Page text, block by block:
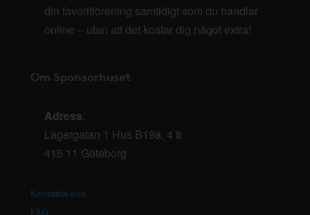
din favoritförening samtidigt som du handlar
online – utan att det kostar dig något extra!
Om Sponsorhuset
Adress:
Lagergatan 1 Hus B19a, 4 tr
415 11 Göteborg
Kontakta oss
FAQ